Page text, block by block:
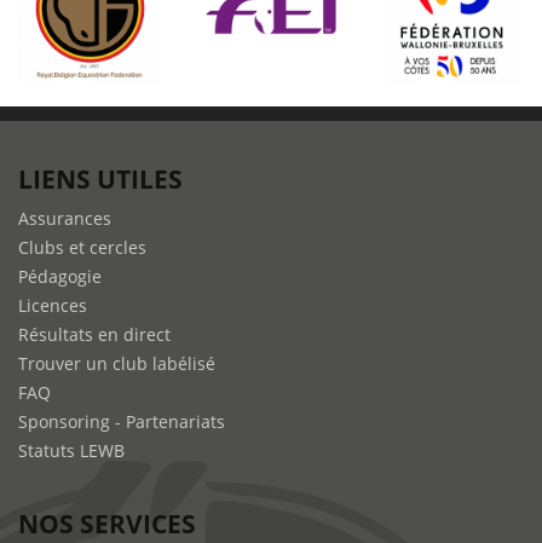
LIENS UTILES
Assurances
Clubs et cercles
Pédagogie
Licences
Résultats en direct
Trouver un club labélisé
FAQ
Sponsoring - Partenariats
Statuts LEWB
NOS SERVICES